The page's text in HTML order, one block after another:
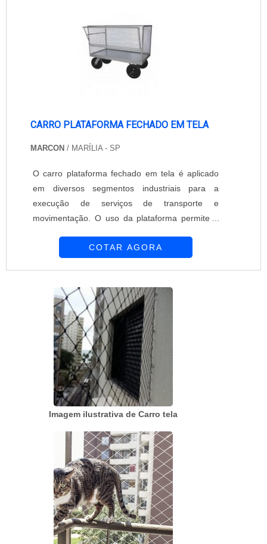
CARRO PLATAFORMA FECHADO EM TELA
MARCON / MARÍLIA - SP
O carro plataforma fechado em tela é aplicado
em diversos segmentos industriais para a
execução de serviços de transporte e
movimentação. O uso da plataforma permite a
esforço físico. Características: - Comprimento:
em aço; - Rodas pneumáticas; - 2 fixas RM-8A; -
2 giratórias RM-8A. Outr...
COTAR AGORA
Imagem ilustrativa de Carro tela